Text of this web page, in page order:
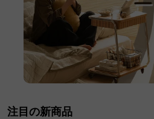
注目の新商品